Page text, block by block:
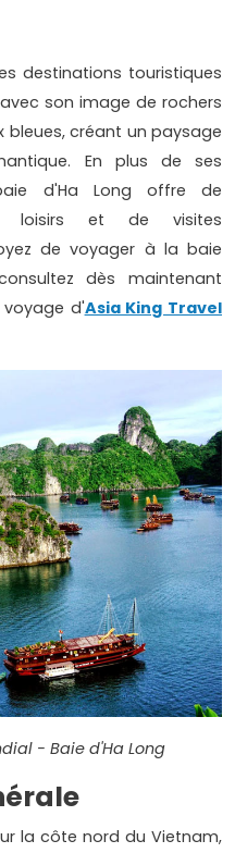
destinations touristiques
son image de rochers
créant un paysage
En plus de ses
d'Ha Long offre de
loisirs et de visites
de voyager à la baie
dès maintenant
voyage d'Asia King Travel
- Baie d'Ha Long
la côte nord du Vietnam,